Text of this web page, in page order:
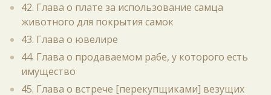
42. Глава о плате за использование самца
животного для покрытия самок
43. Глава о ювелире
44. Глава о продаваемом рабе, у которого есть
имущество
45. Глава о встрече [перекупщиками] везущих